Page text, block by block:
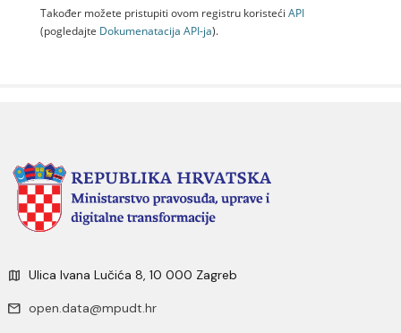
Također možete pristupiti ovom registru koristeći API
(pogledajte Dokumenаtаcijа API-jа).